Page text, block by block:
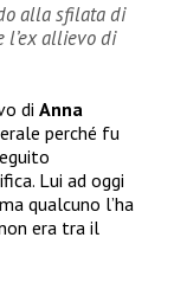
alla sfilata di
l’ex allievo di
di Anna
perché fu
Lui ad oggi
qualcuno l’ha
era tra il